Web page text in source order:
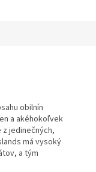
obilnín
a akéhokoľvek
z jedinečných,
má vysoký
a tým